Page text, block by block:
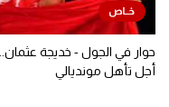
حوار في الجول - خديجة
أجل تأهل مونديالي